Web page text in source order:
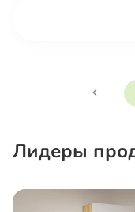
Лидеры